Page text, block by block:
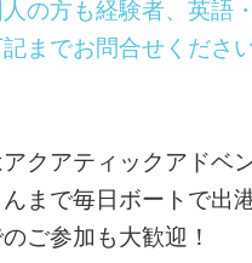
の方も経験者、英語
までお問合せください
クアティックアドベ
まで毎日ボートで出
ご参加も大歓迎！